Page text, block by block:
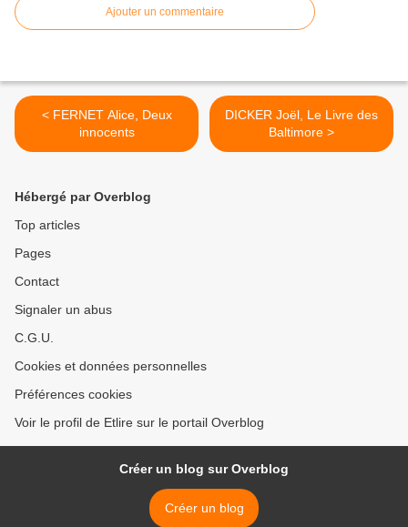
Ajouter un commentaire
< FERNET Alice, Deux
innocents
DICKER Joël, Le Livre des
Baltimore >
Hébergé par Overblog
Top articles
Pages
Contact
Signaler un abus
C.G.U.
Cookies et données personnelles
Préférences cookies
Voir le profil de Etlire sur le portail Overblog
Créer un blog sur Overblog
Créer un blog